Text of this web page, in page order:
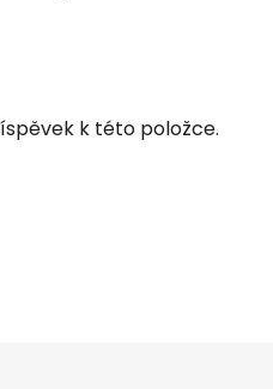
k této položce.